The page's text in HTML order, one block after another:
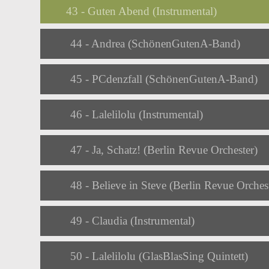
43 - Guten Abend (Instrumental)
Audio
Player
44 - Andrea (SchönenGutenA-Band)
Audio
Player
45 - PCdenzfall (SchönenGutenA-Band)
Audio
Player
46 - Lalelilolu (Instrumental)
Audio
Player
47 - Ja, Schatz! (Berlin Revue Orchester)
Audio
Player
48 - Believe in Steve (Berlin Revue
Audio
Player
49 - Claudia (Instrumental)
Audio50 - Lalelilolu (GlasBlasSing Quintett)